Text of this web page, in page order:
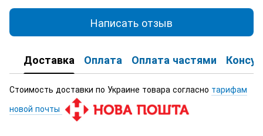
Написать отзыв
Доставка Оплата Оплата частями
Стоимость доставки по Украине товара согласно тарифам
новой почты